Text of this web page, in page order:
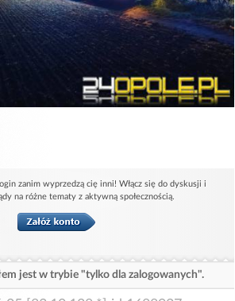
zanim wyprzedzą cię inni! Włącz się do dyskusji i
na różne tematy z aktywną społecznością.
jest w trybie "tylko dla zalogowanych".